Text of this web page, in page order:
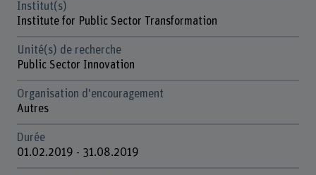
Institut(s)
Institute for Public Sector Transformation
Unité(s) de recherche
Public Sector Innovation
Organisation d'encouragement
Autres
Durée
01.02.2019 - 31.08.2019